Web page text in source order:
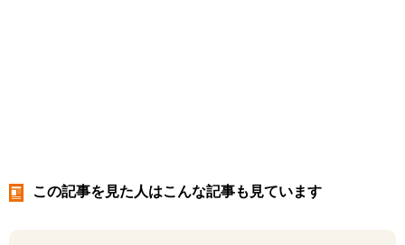
この記事を見た人はこんな記事も見ています